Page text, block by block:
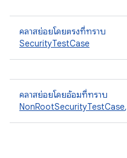
คลาสย่อยโดยตรงที่ทราบ
SecurityTestCase
คลาสย่อยโดยอ้อมที่ทราบ
NonRootSecurityTestCase,